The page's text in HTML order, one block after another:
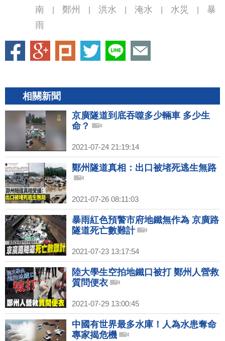
南
鄭州 洪水 淹水 水災
暴
雨
相關新聞
京廣隧道到底吞噬多少輛車 多少生
命？
2021-07-24 21:19:14
鄭州隧道真相：出口被堵死逃生無路
2021-07-26 08:11:03
暴雨紅色預警市府地鐵無作為 京廣路
隧道死亡數難計
2021-07-23 13:17:54
陸大學生空拍地鐵口被打 鄭州人營救
質問便衣
2021-07-29 13:00:45
中國有世界最多水庫！人為水患奪命
專家揭危機